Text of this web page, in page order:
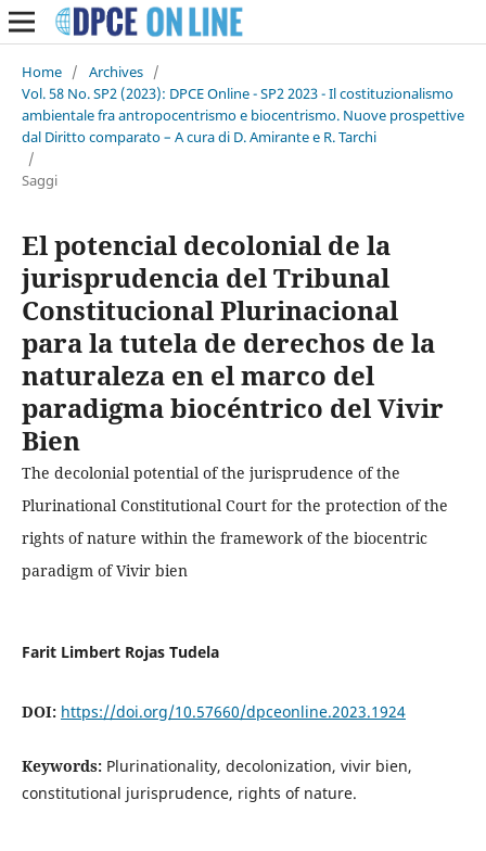
Home / Archives /
Vol. 58 No. SP2 (2023): DPCE Online - SP2 2023 - Il costituzionalismo
ambientale fra antropocentrismo e biocentrismo. Nuove prospettive
dal Diritto comparato – A cura di D. Amirante e R. Tarchi
/
Saggi
El potencial decolonial de la
jurisprudencia del Tribunal
Constitucional Plurinacional
para la tutela de derechos de la
naturaleza en el marco del
paradigma biocéntrico del Vivir
Bien
The decolonial potential of the jurisprudence of the
Plurinational Constitutional Court for the protection of the
rights of nature within the framework of the biocentric
paradigm of Vivir bien
Farit Limbert Rojas Tudela
DOI: https://doi.org/10.57660/dpceonline.2023.1924
Keywords: Plurinationality, decolonization, vivir bien,
constitutional jurisprudence, rights of nature.